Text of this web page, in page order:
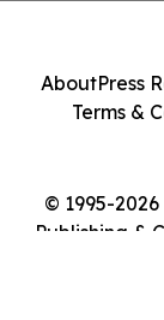
© 1995-
Publishing &
AboutPress
Terms &